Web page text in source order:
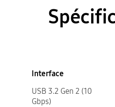
Interface
USB 3.2 Gen 2 (10
Gbps)